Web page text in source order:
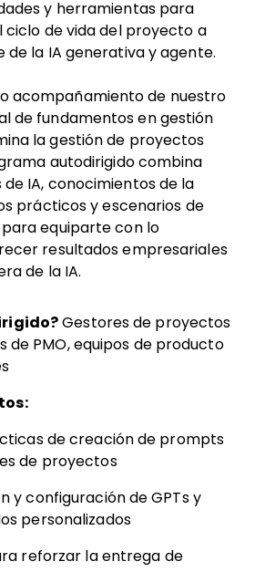
y herramientas para
ciclo de vida del proyecto a
de la IA generativa y agente.
acompañamiento de nuestro
de fundamentos en gestión
la gestión de proyectos
autodirigido combina
IA, conocimientos de la
prácticos y escenarios de
equiparte con lo
resultados empresariales
de la IA.
Gestores de proyectos
de PMO, equipos de producto
de creación de prompts
de proyectos
y configuración de GPTs y
personalizados
reforzar la entrega de